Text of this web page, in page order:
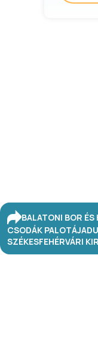
BALATONI BOR ÉS
CSODÁK PALOTÁJA
SZÉKESFEHÉRVÁRI